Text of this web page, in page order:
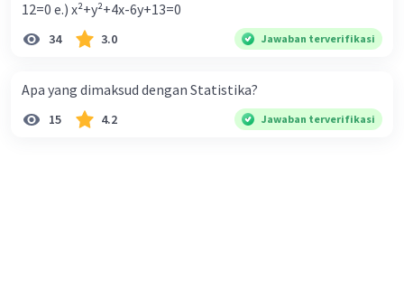
12=0 e.) x²+y²+4x-6y+13=0
34 3.0 Jawaban terverifikasi
Apa yang dimaksud dengan Statistika?
15 4.2 Jawaban terverifikasi